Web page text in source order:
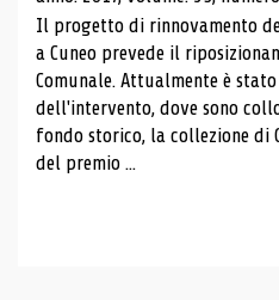
Il progetto di rinnovamento
a Cuneo prevede il
Comunale. Attualmente è
dell'intervento, dove sono
fondo storico, la collezione di
del premio ...